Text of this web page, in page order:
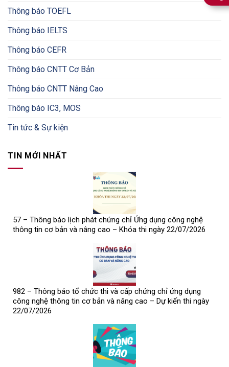
Thông báo TOEFL
Thông báo IELTS
Thông báo CEFR
Thông báo CNTT Cơ Bản
Thông báo CNTT Nâng Cao
Thông báo IC3, MOS
Tin tức & Sự kiện
TIN MỚI NHẤT
57 – Thông báo lịch phát chứng chỉ Ứng dụng công nghệ
thông tin cơ bản và nâng cao – Khóa thi ngày 22/07/2026
982 – Thông báo tổ chức thi và cấp chứng chỉ ứng dụng
công nghệ thông tin cơ bản và nâng cao – Dự kiến thi ngày
22/07/2026